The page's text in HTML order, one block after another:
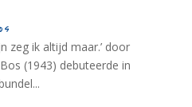
zeg ik altijd maar.’ door
(1943) debuteerde in